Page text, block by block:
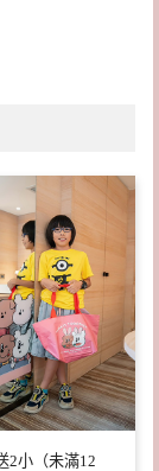
2小（未滿12